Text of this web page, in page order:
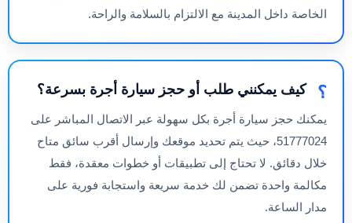
الخاصة داخل المدينة مع الالتزام بالسلامة والراحة.
كيف يمكنني طلب أو حجز سيارة أجرة بسرعة؟
يمكنك حجز سيارة أجرة بكل سهولة عبر الاتصال المباشر على
51777024، حيث يتم تحديد موقعك وإرسال أقرب سائق متاح
خلال دقائق. لا تحتاج إلى تطبيقات أو خطوات معقدة، فقط
مكالمة واحدة تضمن لك خدمة سريعة واستجابة فورية على
مدار الساعة.